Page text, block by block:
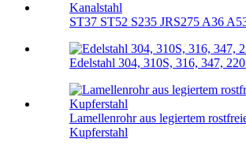
ST37 ST52 S235 JRS275 A36
Edelstahl 304, 310S, 316, 347,
Lamellenrohr aus legiertem
Kupferstahl